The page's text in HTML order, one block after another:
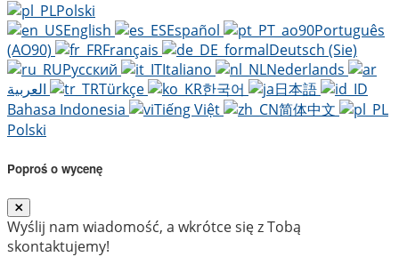
Polski
English
Español
Português
(AO90)
Français
Deutsch (Sie)
Русский
Italiano
Nederlands
Türkçe 한국어
日本語
Bahasa Indonesia
Tiếng Việt
简体中文
Polski
Poproś o wycenę
Wyślij nam wiadomość, a wkrótce się z Tobą
skontaktujemy!